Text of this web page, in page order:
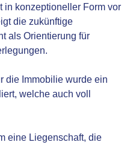
in konzeptioneller Form vor
die zukünftige
als Orientierung für
die Immobilie wurde ein
welche auch voll
eine Liegenschaft, die